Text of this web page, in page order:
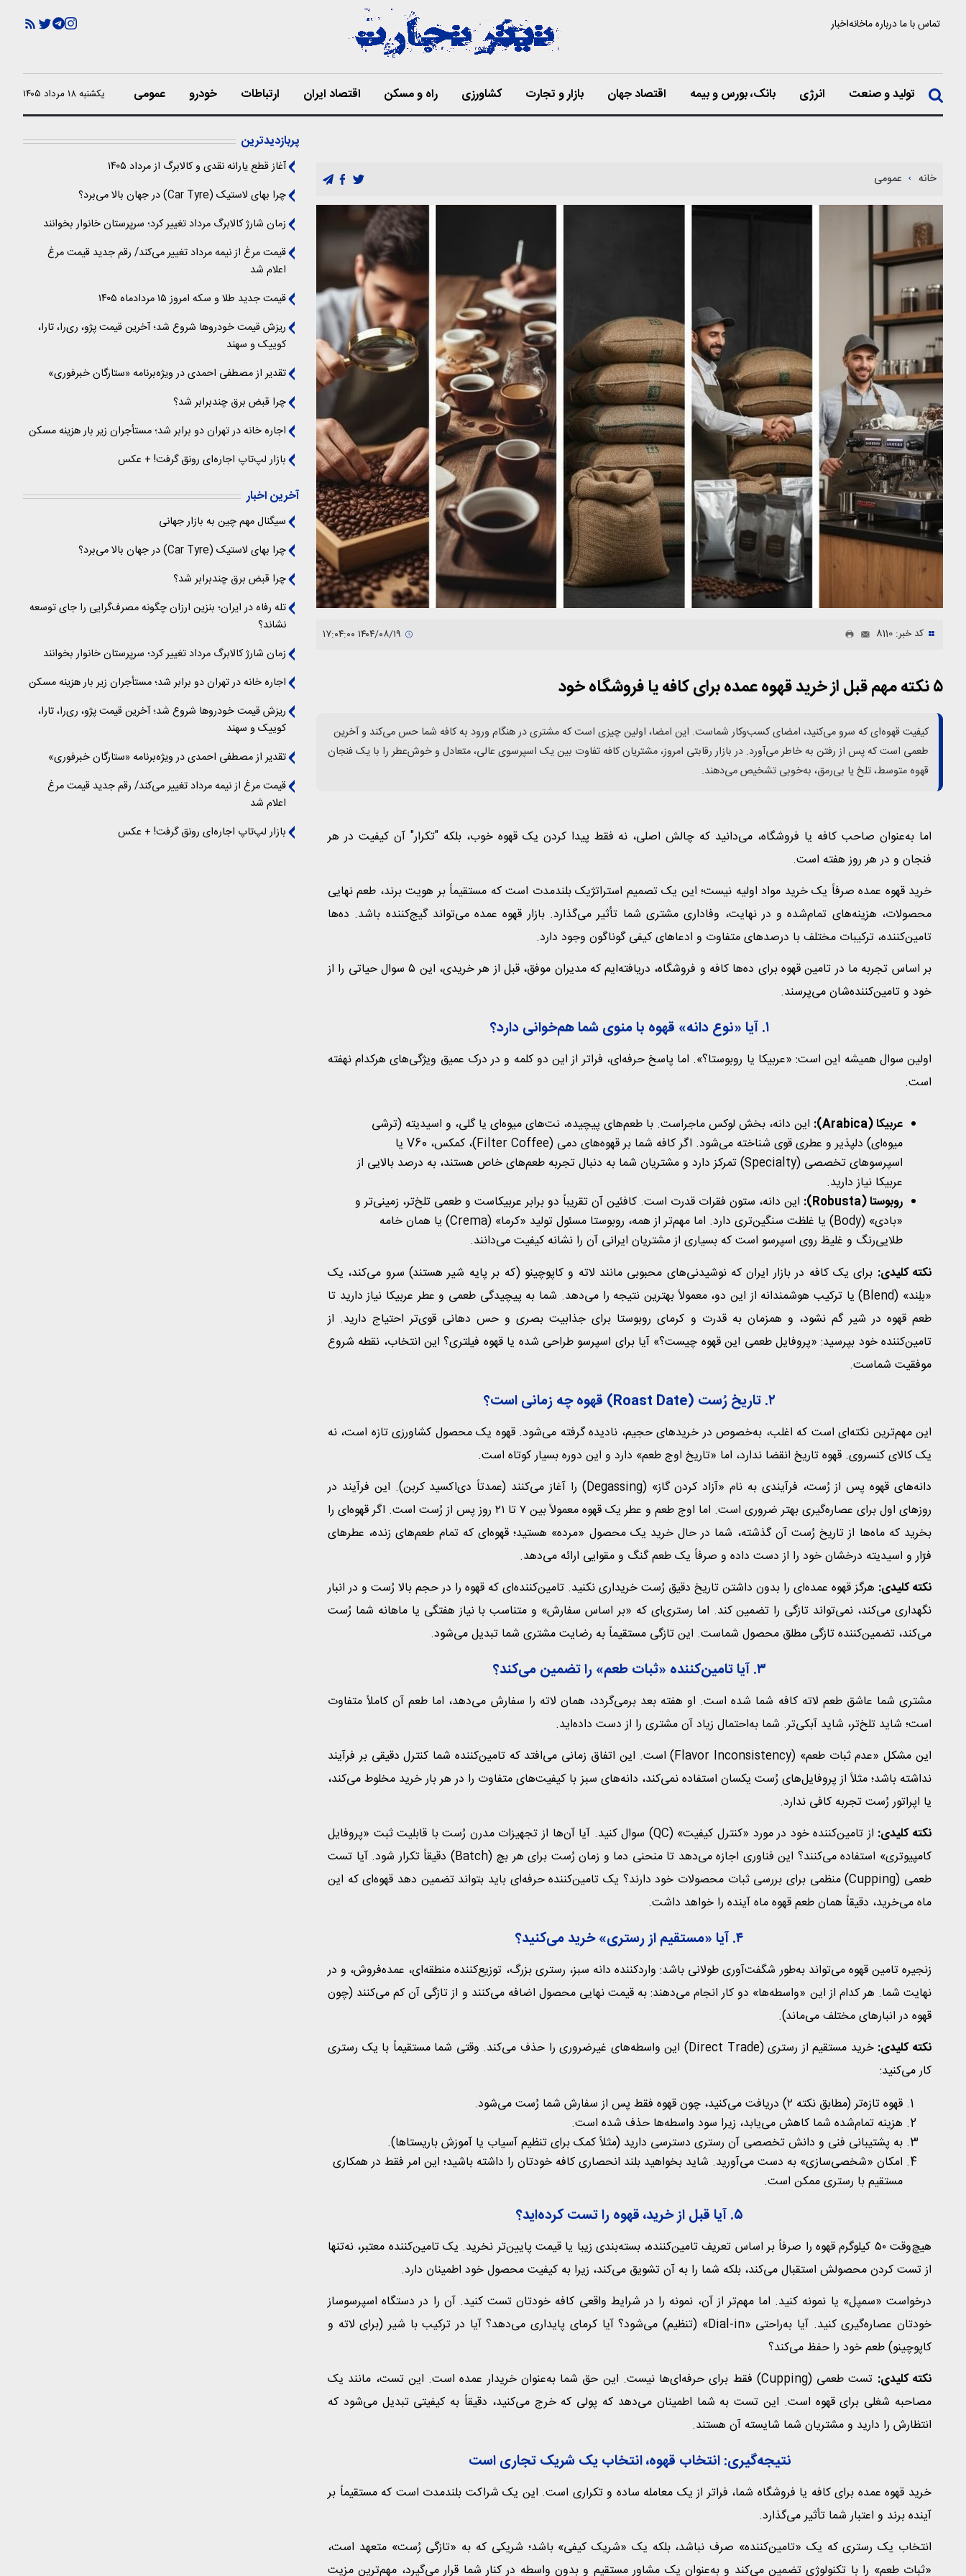
تماس با مادرباره ماخانهاخبار
تولید و صنعت انرژی بانک، بورس و بیمه اقتصاد جهان بازار و تجارت کشاورزی راه و مسکن اقتصاد ایران ارتباطات خودرو عمومی یکشنبه ۱۸ مرداد ۱۴۰۵
خانه عمومی
کد خبر: 8110
۵ نکته مهم قبل از خرید قهوه عمده برای کافه یا فروشگاه خود
کیفیت قهوه‌ای که سرو می‌کنید، امضای کسب‌وکار شماست. این امضا، اولین چیزی است که مشتری در هنگام ورود به کافه شما حس می‌کند و آخرین
طعمی است که پس از رفتن به خاطر می‌آورد. در بازار رقابتی امروز، مشتریان کافه تفاوت بین یک اسپرسوی عالی، متعادل و خوش‌عطر را با یک فنجان
قهوه متوسط، تلخ یا بی‌رمق، به‌خوبی تشخیص می‌دهند.
اما به‌عنوان صاحب کافه یا فروشگاه، می‌دانید که چالش اصلی، نه فقط پیدا کردن یک قهوه خوب، بلکه "تکرار" آن کیفیت در هر
فنجان و در هر روز هفته است.
خرید قهوه عمده صرفاً یک خرید مواد اولیه نیست؛ این یک تصمیم استراتژیک بلندمدت است که مستقیماً بر هویت برند، طعم نهایی
محصولات، هزینه‌های تمام‌شده و در نهایت، وفاداری مشتری شما تأثیر می‌گذارد. بازار قهوه عمده می‌تواند گیج‌کننده باشد. ده‌ها
تامین‌کننده، ترکیبات مختلف با درصدهای متفاوت و ادعاهای کیفی گوناگون وجود دارد.
بر اساس تجربه ما در تامین قهوه برای ده‌ها کافه و فروشگاه، دریافته‌ایم که مدیران موفق، قبل از هر خریدی، این ۵ سوال حیاتی را از
خود و تامین‌کننده‌شان می‌پرسند.
۱. آیا «نوع دانه» قهوه با منوی شما هم‌خوانی دارد؟
اولین سوال همیشه این است: «عربیکا یا روبوستا؟». اما پاسخ حرفه‌ای، فراتر از این دو کلمه و در درک عمیق ویژگی‌های هرکدام نهفته
است.
عربیکا (Arabica
): این دانه، بخش لوکس ماجراست. با طعم‌های پیچیده، نت‌های میوه‌ای یا گلی، و اسیدیته (ترشی
میوه‌ای) دلپذیر و عطری قوی شناخته می‌شود. اگر کافه شما بر قهوه‌های دمی (Filter Coffee)، کمکس، V60 یا
اسپرسوهای تخصصی (Specialty) تمرکز دارد و مشتریان شما به دنبال تجربه طعم‌های خاص هستند، به درصد بالایی از
عربیکا نیاز دارید.
روبوستا (Robusta
): این دانه، ستون فقرات قدرت است. کافئین آن تقریباً دو برابر عربیکاست و طعمی تلخ‌تر، زمینی‌تر و
«بادی» (Body) یا غلظت سنگین‌تری دارد. اما مهم‌تر از همه، روبوستا مسئول تولید «کرما» (Crema) یا همان خامه
طلایی‌رنگ و غلیظ روی اسپرسو است که بسیاری از مشتریان ایرانی آن را نشانه کیفیت می‌دانند.
نکته کلیدی: برای یک کافه در بازار ایران که نوشیدنی‌های محبوبی مانند لاته و کاپوچینو (که بر پایه شیر هستند) سرو می‌کند، یک
«بلِند» (Blend) یا ترکیب هوشمندانه از این دو، معمولاً بهترین نتیجه را می‌دهد. شما به پیچیدگی طعمی و عطر عربیکا نیاز دارید تا
طعم قهوه در شیر گم نشود، و همزمان به قدرت و کرمای روبوستا برای جذابیت بصری و حس دهانی قوی‌تر احتیاج دارید. از
تامین‌کننده خود بپرسید: «پروفایل طعمی این قهوه چیست؟» آیا برای اسپرسو طراحی شده یا قهوه فیلتری؟ این انتخاب، نقطه شروع
موفقیت شماست.
۲. تاریخ رُست ( Roast Date) قهوه چه زمانی است؟
این مهم‌ترین نکته‌ای است که اغلب، به‌خصوص در خریدهای حجیم، نادیده گرفته می‌شود. قهوه یک محصول کشاورزی تازه است، نه
یک کالای کنسروی. قهوه تاریخ انقضا ندارد، اما «تاریخ اوج طعم» دارد و این دوره بسیار کوتاه است.
دانه‌های قهوه پس از رُست، فرآیندی به نام «آزاد کردن گاز» (Degassing) را آغاز می‌کنند (عمدتاً دی‌اکسید کربن). این فرآیند در
روزهای اول برای عصاره‌گیری بهتر ضروری است. اما اوج طعم و عطر یک قهوه معمولاً بین ۷ تا ۲۱ روز پس از رُست است. اگر قهوه‌ای را
بخرید که ماه‌ها از تاریخ رُست آن گذشته، شما در حال خرید یک محصول «مرده» هستید؛ قهوه‌ای که تمام طعم‌های زنده، عطرهای
فرّار و اسیدیته درخشان خود را از دست داده و صرفاً یک طعم گنگ و مقوایی ارائه می‌دهد.
نکته کلیدی: هرگز قهوه عمده‌ای را بدون داشتن تاریخ دقیق رُست خریداری نکنید. تامین‌کننده‌ای که قهوه را در حجم بالا رُست و در انبار
نگهداری می‌کند، نمی‌تواند تازگی را تضمین کند. اما رستری‌ای که «بر اساس سفارش» و متناسب با نیاز هفتگی یا ماهانه شما رُست
می‌کند، تضمین‌کننده تازگی مطلق محصول شماست. این تازگی مستقیماً به رضایت مشتری شما تبدیل می‌شود.
۳. آیا تامین‌کننده «ثبات طعم» را تضمین می‌کند؟
مشتری شما عاشق طعم لاته کافه شما شده است. او هفته بعد برمی‌گردد، همان لاته را سفارش می‌دهد، اما طعم آن کاملاً متفاوت
است؛ شاید تلخ‌تر، شاید آبکی‌تر. شما به‌احتمال زیاد آن مشتری را از دست داده‌اید.
این مشکل «عدم ثبات طعم» (Flavor Inconsistency) است. این اتفاق زمانی می‌افتد که تامین‌کننده شما کنترل دقیقی بر فرآیند
نداشته باشد؛ مثلاً از پروفایل‌های رُست یکسان استفاده نمی‌کند، دانه‌های سبز با کیفیت‌های متفاوت را در هر بار خرید مخلوط می‌کند،
یا اپراتور رُست تجربه کافی ندارد.
نکته کلیدی:
از تامین‌کننده خود در مورد «کنترل کیفیت» (QC) سوال کنید. آیا آن‌ها از تجهیزات مدرن رُست با قابلیت ثبت «پروفایل
کامپیوتری» استفاده می‌کنند؟ این فناوری اجازه می‌دهد تا منحنی دما و زمان رُست برای هر بچ (Batch) دقیقاً تکرار شود. آیا تست
طعمی (Cupping) منظمی برای بررسی ثبات محصولات خود دارند؟ یک تامین‌کننده حرفه‌ای باید بتواند تضمین دهد قهوه‌ای که این
ماه می‌خرید، دقیقاً همان طعم قهوه ماه آینده را خواهد داشت.
۴. آیا «مستقیم از رستری» خرید می‌کنید؟
زنجیره تامین قهوه می‌تواند به‌طور شگفت‌آوری طولانی باشد: واردکننده دانه سبز، رستری بزرگ، توزیع‌کننده منطقه‌ای، عمده‌فروش، و در
نهایت شما. هر کدام از این «واسطه‌ها» دو کار انجام می‌دهند: به قیمت نهایی محصول اضافه می‌کنند و از تازگی آن کم می‌کنند (چون
قهوه در انبارهای مختلف می‌ماند).
نکته کلیدی:
خرید مستقیم از رستری (Direct Trade) این واسطه‌های غیرضروری را حذف می‌کند. وقتی شما مستقیماً با یک رستری
کار می‌کنید:
قهوه تازه‌تر (مطابق نکته ۲) دریافت می‌کنید، چون قهوه فقط پس از سفارش شما رُست می‌شود.
هزینه تمام‌شده شما کاهش می‌یابد، زیرا سود واسطه‌ها حذف شده است.
به پشتیبانی فنی و دانش تخصصی آن رستری دسترسی دارید (مثلاً کمک برای تنظیم آسیاب یا آموزش باریستاها).
امکان «شخصی‌سازی» به دست می‌آورید. شاید بخواهید بلند انحصاری کافه خودتان را داشته باشید؛ این امر فقط در همکاری
مستقیم با رستری ممکن است.
۵. آیا قبل از خرید، قهوه را تست کرده‌اید؟
هیچ‌وقت ۵۰ کیلوگرم قهوه را صرفاً بر اساس تعریف تامین‌کننده، بسته‌بندی زیبا یا قیمت پایین‌تر نخرید. یک تامین‌کننده معتبر، نه‌تنها
از تست کردن محصولش استقبال می‌کند، بلکه شما را به آن تشویق می‌کند، زیرا به کیفیت محصول خود اطمینان دارد.
درخواست «سمپل» یا نمونه کنید. اما مهم‌تر از آن، نمونه را در شرایط واقعی کافه خودتان تست کنید. آن را در دستگاه اسپرسوساز
خودتان عصاره‌گیری کنید. آیا به‌راحتی «Dial-in» (تنظیم) می‌شود؟ آیا کرمای پایداری می‌دهد؟ آیا در ترکیب با شیر (برای لاته و
کاپوچینو) طعم خود را حفظ می‌کند؟
نکته کلیدی:
تست طعمی (Cupping) فقط برای حرفه‌ای‌ها نیست. این حق شما به‌عنوان خریدار عمده است. این تست، مانند یک
مصاحبه شغلی برای قهوه است. این تست به شما اطمینان می‌دهد که پولی که خرج می‌کنید، دقیقاً به کیفیتی تبدیل می‌شود که
انتظارش را دارید و مشتریان شما شایسته آن هستند.
نتیجه‌گیری: انتخاب قهوه، انتخاب یک شریک تجاری است
خرید قهوه عمده برای کافه یا فروشگاه شما، فراتر از یک معامله ساده و تکراری است. این یک شراکت بلندمدت است که مستقیماً بر
آینده برند و اعتبار شما تأثیر می‌گذارد.
انتخاب یک رستری که یک «تامین‌کننده» صرف نباشد، بلکه یک «شریک کیفی» باشد؛ شریکی که به «تازگی رُست» متعهد است،
«ثبات طعم» را با تکنولوژی تضمین می‌کند و به‌عنوان یک مشاور مستقیم و بدون واسطه در کنار شما قرار می‌گیرد، مهم‌ترین مزیت
پربازدیدترین
آغاز قطع یارانه نقدی و کالابرگ از مرداد ۱۴۰۵
چرا بهای لاستیک (Car Tyre) در جهان بالا می‌برد؟
زمان شارژ کالابرگ مرداد تغییر کرد؛ سرپرستان خانوار بخوانند
قیمت مرغ از نیمه مرداد تغییر می‌کند/ رقم جدید قیمت مرغ
اعلام شد
قیمت جدید طلا و سکه امروز ۱۵ مردادماه ۱۴۰۵
ریزش قیمت خودروها شروع شد؛ آخرین قیمت پژو، ری‌را، تارا،
کوییک و سهند
تقدیر از مصطفی احمدی در ویژه‌برنامه «ستارگان خبرفوری»
چرا قبض برق چندبرابر شد؟
اجاره خانه در تهران دو برابر شد؛ مستأجران زیر بار هزینه مسکن
بازار لپ‌تاپ اجاره‌ای رونق گرفت! + عکس
آخرین اخبار
سیگنال‌ مهم چین به بازار جهانی
چرا بهای لاستیک (Car Tyre) در جهان بالا می‌برد؟
چرا قبض برق چندبرابر شد؟
تله رفاه در ایران؛ بنزین ارزان چگونه مصرف‌گرایی را جای توسعه
نشاند؟
زمان شارژ کالابرگ مرداد تغییر کرد؛ سرپرستان خانوار بخوانند
اجاره خانه در تهران دو برابر شد؛ مستأجران زیر بار هزینه مسکن
ریزش قیمت خودروها شروع شد؛ آخرین قیمت پژو، ری‌را، تارا،
کوییک و سهند
تقدیر از مصطفی احمدی در ویژه‌برنامه «ستارگان خبرفوری»
قیمت مرغ از نیمه مرداد تغییر می‌کند/ رقم جدید قیمت مرغ
اعلام شد
بازار لپ‌تاپ اجاره‌ای رونق گرفت! + عکس